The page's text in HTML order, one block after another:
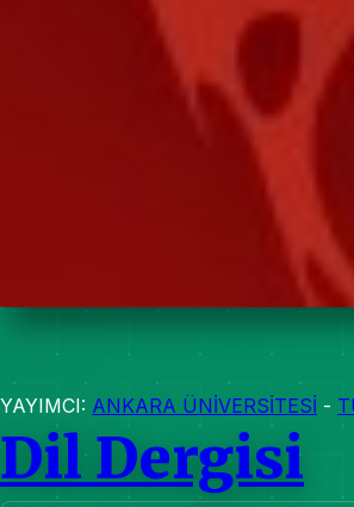
YAYIMCI: ANKARA ÜNİVERSİTESİ -
Dil Dergisi